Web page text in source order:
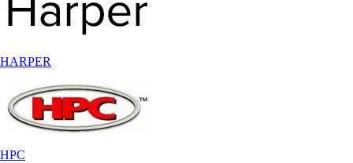
HARPER
HPC